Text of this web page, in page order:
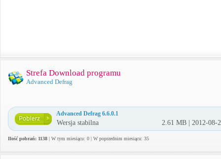
Strefa Download programu
Advanced Defrag
Advanced Defrag 6.6.0.1
Wersja stabilna 2.61 MB | 2012-08-
Ilość pobrań: 1138 | W tym miesiącu: 0 | W poprzednim miesiącu: 35